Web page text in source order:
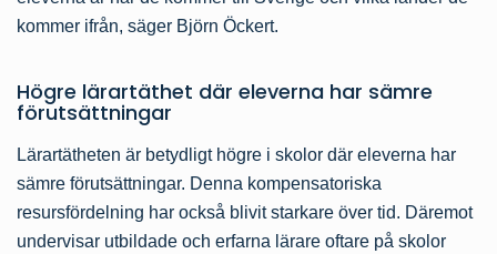
kommer ifrån, säger Björn Öckert.
Högre lärartäthet där eleverna har sämre
förutsättningar
Lärartätheten är betydligt högre i skolor där eleverna har
sämre förutsättningar. Denna kompensatoriska
resursfördelning har också blivit starkare över tid. Däremot
undervisar utbildade och erfarna lärare oftare på skolor